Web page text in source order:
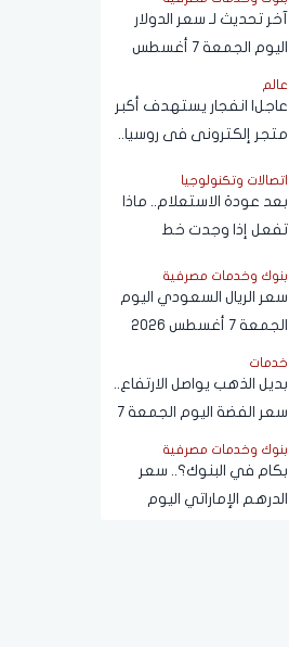
آخر تحديث لـ سعر الدولار
اليوم الجمعة 7 أغسطس
2026 أمام الجنيه المصري
عالم
عاجل| انفجار يستهدف أكبر
متجر إلكترونى فى روسيا..
اتصالات وتكنولوجيا
بعد عودة الاستعلام.. ماذا
تفعل إذا وجدت خط
يخصك؟
بنوك وخدمات مصرفية
سعر الريال السعودي اليوم
الجمعة 7 أغسطس 2026
البنوك
خدمات
بديل الذهب يواصل الارتفاع..
سعر الفضة اليوم الجمعة 7
بنوك وخدمات مصرفية
بكام في البنوك؟.. سعر
الدرهم الإماراتي اليوم